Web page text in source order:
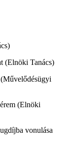
(Elnöki Tanács)
(Elnöki
vonulása